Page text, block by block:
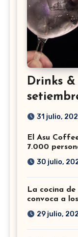
Drinks
31 julio,
El Asu
7.000
30 julio,
La cocina de
convoca a
29 julio,